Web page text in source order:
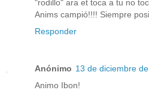
"rodillo" ara et toca a tu no
Anims campió!!!! Siempre
Responder
Anónimo 13 de diciembre
Animo Ibon!